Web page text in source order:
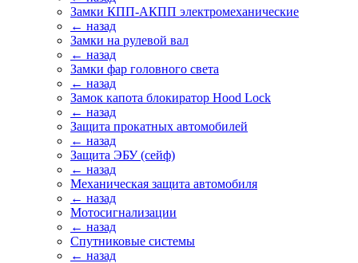
Замки КПП-АКПП электромеханические
← назад
Замки на рулевой вал
← назад
Замки фар головного света
← назад
Замок капота блокиратор Hood Lock
← назад
Защита прокатных автомобилей
← назад
Защита ЭБУ (сейф)
← назад
Механическая защита автомобиля
← назад
Мотосигнализации
← назад
Спутниковые системы
← назад